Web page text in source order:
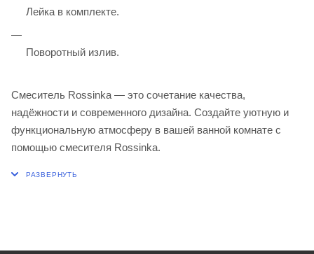
Лейка в комплекте.
Поворотный излив.
Смеситель Rossinka — это сочетание качества,
надёжности и современного дизайна. Создайте уютную и
функциональную атмосферу в вашей ванной комнате с
помощью смесителя Rossinka.